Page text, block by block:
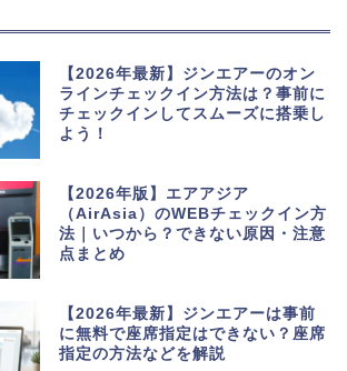
【2026年最新】ジンエアーのオン
ラインチェックイン方法は？事前に
チェックインしてスムーズに搭乗し
よう！
【2026年版】エアアジア
（AirAsia）のWEBチェックイン方
法｜いつから？できない原因・注意
点まとめ
【2026年最新】ジンエアーは事前
に無料で座席指定はできない？座席
指定の方法などを解説